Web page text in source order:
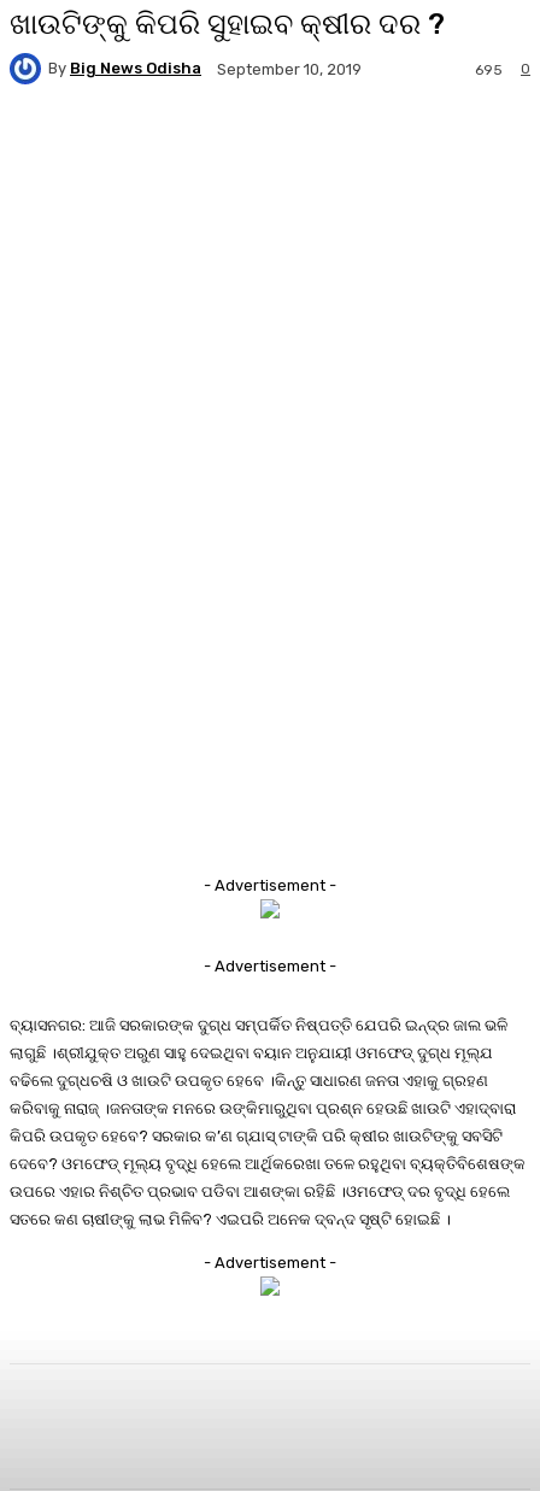
ଖାଉଟିଙ୍କୁ କିପରି ସୁହାଇବ କ୍ଷୀର ଦର ?
By Big News Odisha September 10, 2019 0
695
- Advertisement -
- Advertisement -
ବ୍ୟାସନଗର: ଆଜି ସରକାରଙ୍କ ଦୁଗ୍ଧ ସମ୍ପର୍କିତ ନିଷ୍ପତ୍ତି ଯେପରି ଇନ୍ଦ୍ର ଜାଲ ଭଳି
ଲାଗୁଛି ।ଶ୍ରୀଯୁକ୍ତ ଅରୁଣ ସାହୁ ଦେଇଥିବା ବୟାନ ଅନୁଯାୟୀ ଓମଫେଡ୍ ଦୁଗ୍ଧ ମୂଲ୍ଯ
ବଢିଲେ ଦୁଗ୍ଧଚଷି ଓ ଖାଉଟି ଉପକୃତ ହେବେ ।କିନ୍ତୁ ସାଧାରଣ ଜନତା ଏହାକୁ ଗ୍ରହଣ
କରିବାକୁ ନାରାଜ୍ ।ଜନତାଙ୍କ ମନରେ ଉଙ୍କିମାରୁଥିବା ପ୍ରଶ୍ନ ହେଉଛି ଖାଉଟି ଏହାଦ୍ବାରା
କିପରି ଉପକୃତ ହେବେ? ସରକାର କ’ଣ ଗ୍ଯାସ୍ ଟାଙ୍କି ପରି କ୍ଷୀର ଖାଉଟିଙ୍କୁ ସବସିଟି
ଦେବେ? ଓମଫେଡ୍ ମୂଲ୍ୟ ବୃଦ୍ଧି ହେଲେ ଆର୍ଥିକରେଖା ତଳେ ରହୁଥିବା ବ୍ୟକ୍ତିବିଶେଷଙ୍କ
ଉପରେ ଏହାର ନିଶ୍ଚିତ ପ୍ରଭାବ ପଡିବା ଆଶଙ୍କା ରହିଛି ।ଓମଫେଡ୍ ଦର ବୃଦ୍ଧି ହେଲେ
ସତରେ କଣ ଚାଷୀଙ୍କୁ ଲାଭ ମିଳିବ? ଏଇପରି ଅନେକ ଦ୍ବନ୍ଦ ସୃଷ୍ଟି ହୋଇଛି ।
- Advertisement -